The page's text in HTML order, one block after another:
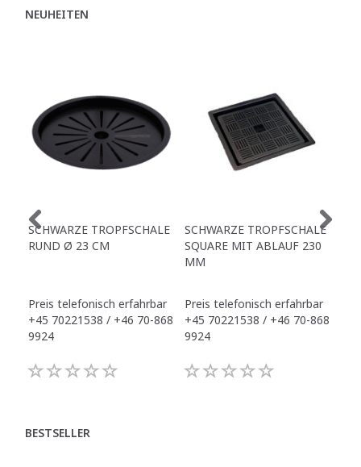
NEUHEITEN
SCHWARZE TROPFSCHALE
RUND Ø 23 CM
Preis telefonisch erfahrbar
+45 70221538 / +46 70-868
9924
SCHWARZE TROPFSCHALE
SQUARE MIT ABLAUF 230
MM
Preis telefonisch erfahrbar
+45 70221538 / +46 70-868
9924
BESTSELLER